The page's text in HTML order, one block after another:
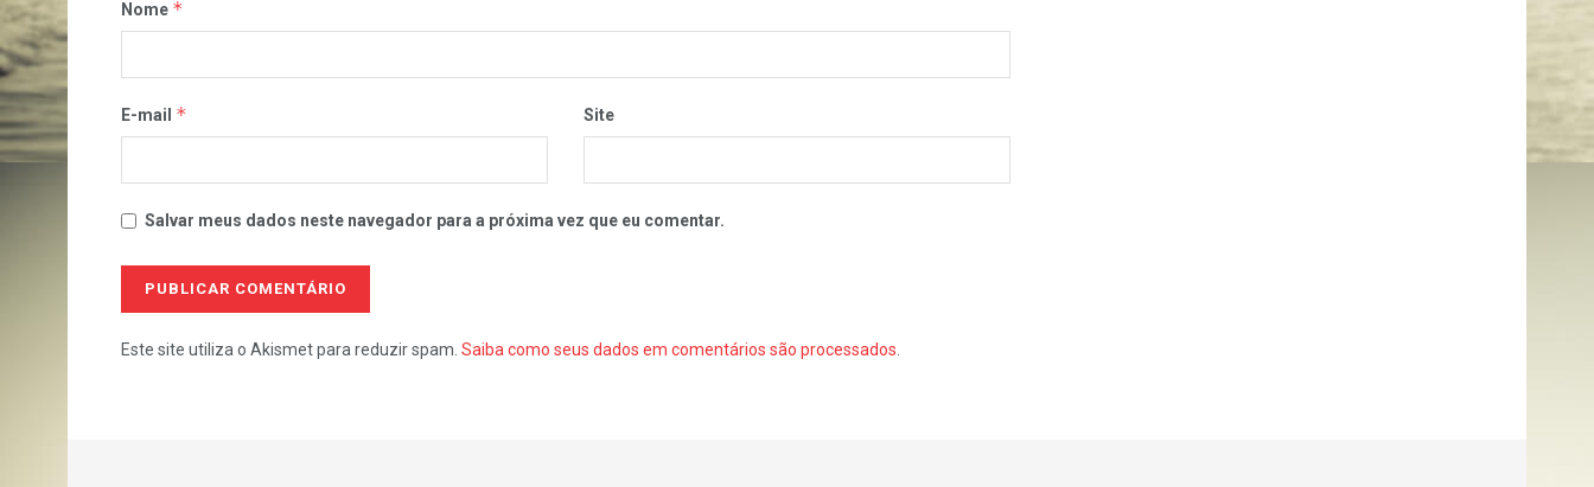
Nome *
E-mail * Site
Salvar meus dados neste navegador para a próxima vez que eu comentar.
Este site utiliza o Akismet para reduzir spam. Saiba como seus dados em comentários são processados